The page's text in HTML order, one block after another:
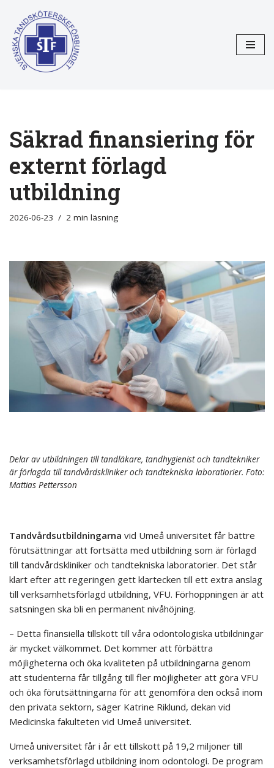
Hoppa
till
innehåll
Säkrad finansiering för
externt förlagd
utbildning
2026-06-23 2 min läsning
Delar av utbildningen till tandläkare, tandhygienist och tandtekniker
är förlagda till tandvårdskliniker och tandtekniska laboratiorier. Foto:
Mattias Pettersson
Tandvårdsutbildningarna vid Umeå universitet får bättre
förutsättningar att fortsätta med utbildning som är förlagd
till tandvårdskliniker och tandtekniska laboratorier. Det står
klart efter att regeringen gett klartecken till ett extra anslag
till verksamhetsförlagd utbildning, VFU. Förhoppningen är att
satsningen ska bli en permanent nivåhöjning.
– Detta finansiella tillskott till våra odontologiska utbildningar
är mycket välkommet. Det kommer att förbättra
möjligheterna och öka kvaliteten på utbildningarna genom
att studenterna får tillgång till fler möjligheter att göra VFU
och öka förutsättningarna för att genomföra den också inom
den privata sektorn, säger Katrine Riklund, dekan vid
Medicinska fakulteten vid Umeå universitet.
Umeå universitet får i år ett tillskott på 19,2 miljoner till
verksamhetsförlagd utbildning inom odontologi. De program